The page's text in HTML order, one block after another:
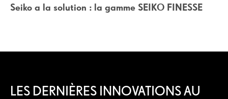
Seiko a la solution : la gamme SEIKO FINESSE
LES DERNIÈRES INNOVATIONS AU